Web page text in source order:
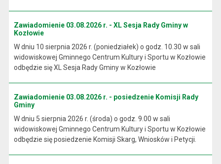
Zawiadomienie 03.08.2026 r. - XL Sesja Rady Gminy w
Kozłowie
W dniu 10 sierpnia 2026 r. (poniedziałek) o godz. 10.30 w sali
widowiskowej Gminnego Centrum Kultury i Sportu w Kozłowie
odbędzie się XL Sesja Rady Gminy w Kozłowie
Zawiadomienie 03.08.2026 r. - posiedzenie Komisji Rady
Gminy
W dniu 5 sierpnia 2026 r. (środa) o godz. 9.00 w sali
widowiskowej Gminnego Centrum Kultury i Sportu w Kozłowie
odbędzie się posiedzenie Komisji Skarg, Wniosków i Petycji.